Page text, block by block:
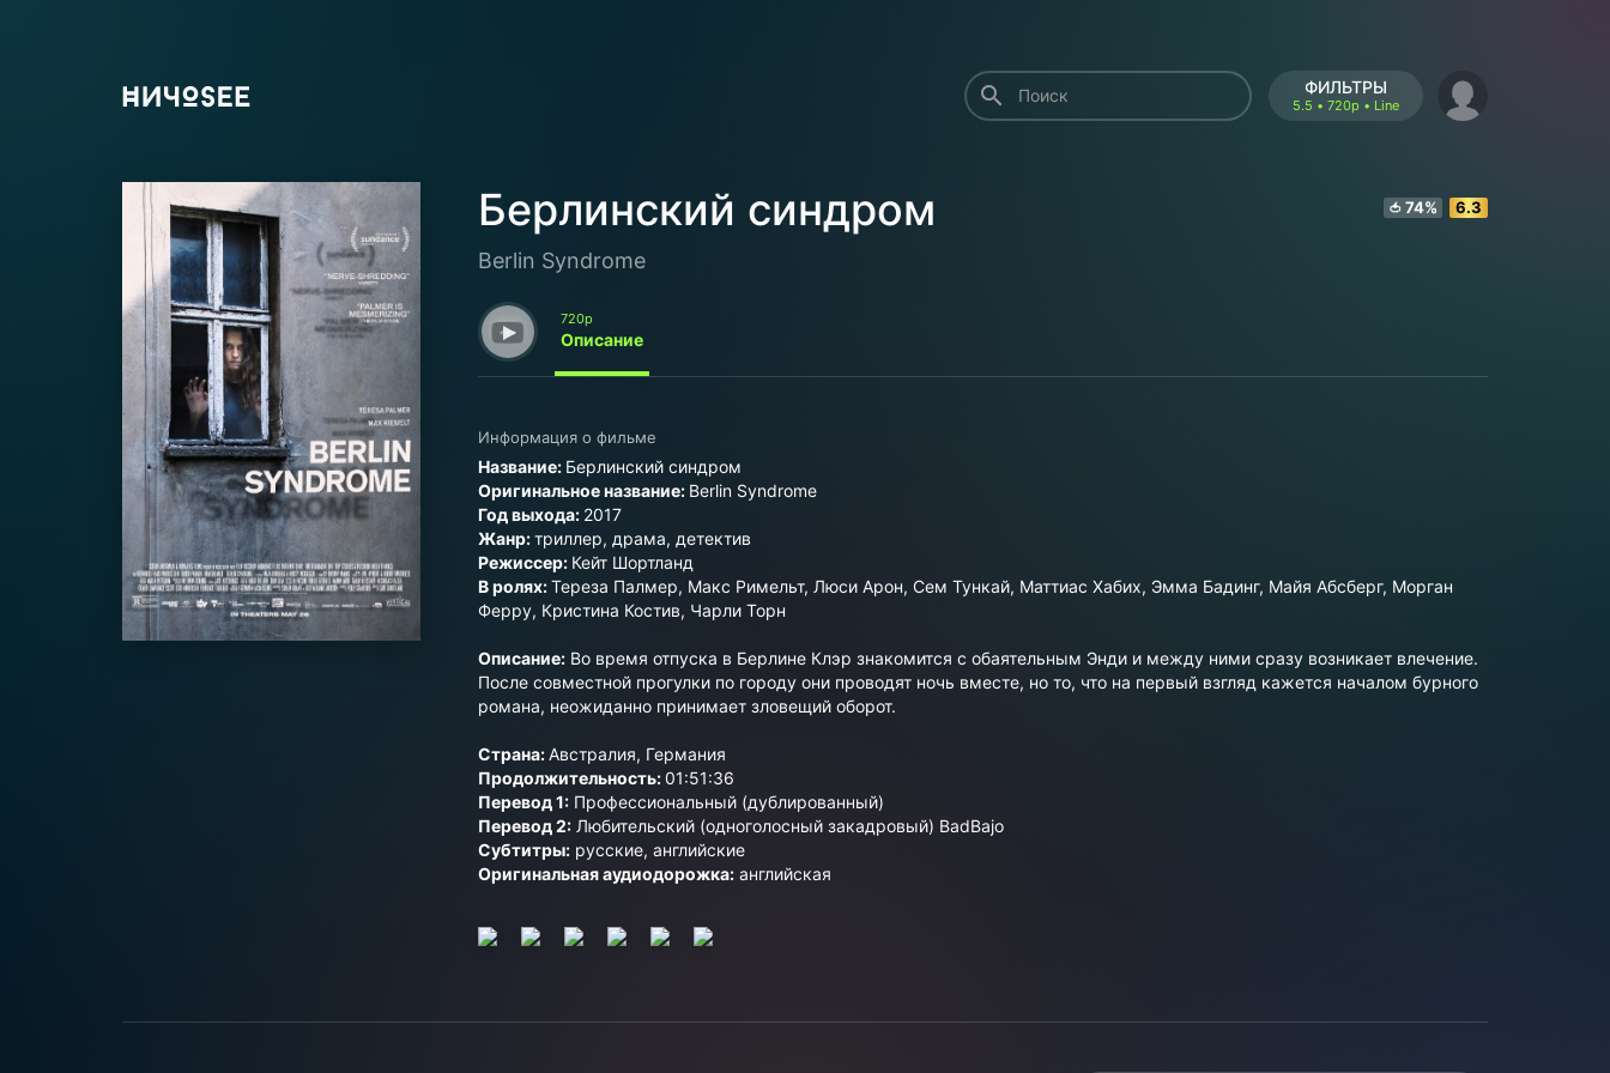
search ФИЛЬТРЫ
5.5 • 720p • Line
🍅 74% 6.3
Берлинский синдром
Berlin Syndrome
720p
Описание
Информация о фильме
Название: Берлинский синдром
Оригинальное название: Berlin Syndrome
Год выхода: 2017
Жанр:триллер, драма, детектив
Режиссер: Кейт Шортланд
В ролях:Тереза Палмер, Макс Римельт, Люси Арон, Сем Тункай, Маттиас Хабих, Эмма Бадинг, Майя Абсберг, Морган
Ферру, Кристина Костив, Чарли Торн
Описание: Во время отпуска в Берлине Клэр знакомится с обаятельным Энди и между ними сразу возникает влечение.
После совместной прогулки по городу они проводят ночь вместе, но то, что на первый взгляд кажется началом бурного
романа, неожиданно принимает зловещий оборот.
Страна:Австралия, Германия
Продолжительность:01:51:36
Перевод 1: Профессиональный (дублированный)
Перевод 2: Любительский (одноголосный закадровый) BadBajo
Субтитры: русские, английские
Оригинальная аудиодорожка: английская